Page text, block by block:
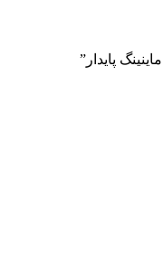
پایدار”